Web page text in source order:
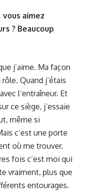
aimez
? Beaucoup
j’aime. Ma façon
Quand j’étais
l’entraîneur. Et
ce siège, j’essaie
même si
c’est une porte
où me trouver.
fois c’est moi qui
vraiment, plus que
entourages.